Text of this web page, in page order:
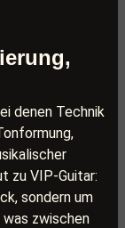
denen Technik
zu VIP-Guitar:
sondern um
was zwischen